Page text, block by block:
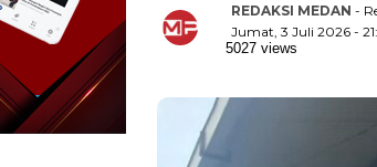
REDAKSI MEDAN -
Jumat, 3 Juli 2026 -
5027 views